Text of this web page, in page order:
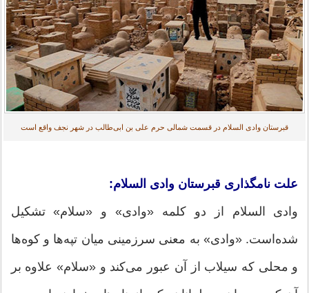
قبرستان وادی‌ السلام در قسمت شمالی حرم علی بن ابی‌طالب در شهر نجف واقع است
علت نامگذاری قبرستان وادی السلام:
وادی السلام از دو کلمه «وادی» و «سلام» تشکیل
شده‌است. «وادی» به معنی سرزمینی میان تپه‌ها و کوه‌ها
و محلی که سیلاب از آن عبور می‌کند و «سلام» علاوه بر